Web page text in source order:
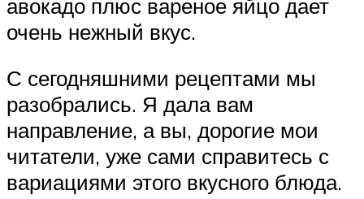
авокадо плюс вареное яйцо дает
очень нежный вкус.
С сегодняшними рецептами мы
разобрались. Я дала вам
направление, а вы, дорогие мои
читатели, уже сами справитесь с
вариациями этого вкусного блюда.